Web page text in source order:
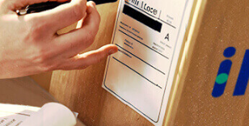
Özelleştirilmiş Teslimat Modeli